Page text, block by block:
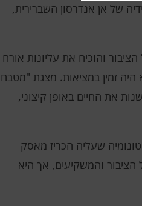
של אן אנדרסון השברירית,
והוכיח את עליונות אורח
זמין במציאות. מצגת "מטבח
את החיים באופן קיצוני,
שעליה הכריז מאסק
והמשקיעים, אך היא